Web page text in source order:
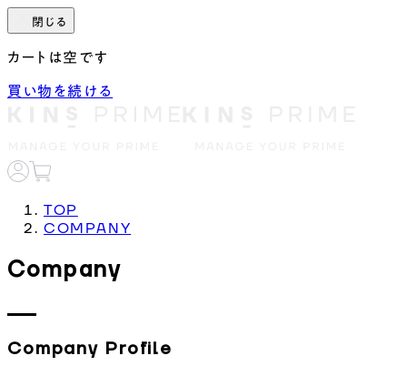
閉じる
カートは空です
買い物を続ける
TOP
COMPANY
Company
Company Profile